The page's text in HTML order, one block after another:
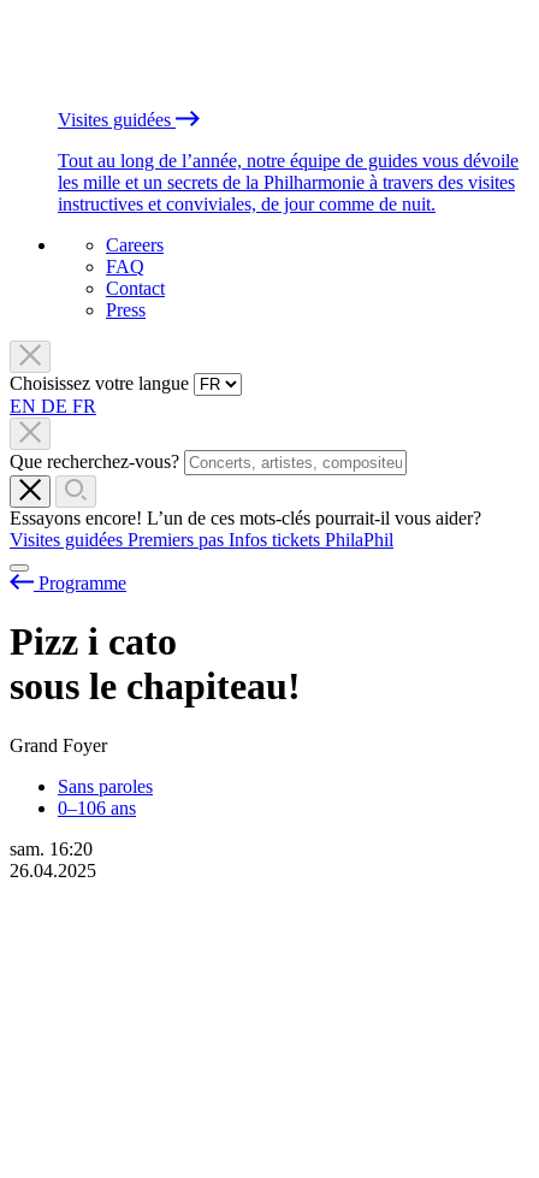
Visites guidées
Tout au long de l’année, notre équipe de guides vous dévoile
les mille et un secrets de la Philharmonie à travers des visites
instructives et conviviales, de jour comme de nuit.
Careers
FAQ
Contact
Press
Choisissez votre langue
EN DE FR
Que recherchez-vous?
Essayons encore! L’un de ces mots-clés pourrait-il vous aider?
Visites guidées Premiers pas Infos tickets PhilaPhil
Programme
Pizz i cato
sous le chapiteau!
Grand Foyer
Sans paroles
0–106 ans
sam. 16:20
26.04.2025